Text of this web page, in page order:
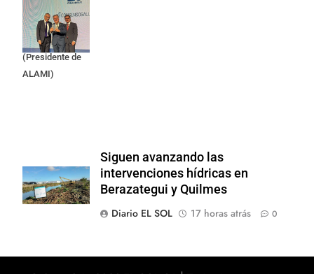
(Presidente de
Apres Salud) y
Cristian Mazza
(Presidente de
ALAMI)
Siguen avanzando las
intervenciones hídricas en
Berazategui y Quilmes
Diario EL SOL
17 horas atrás 0